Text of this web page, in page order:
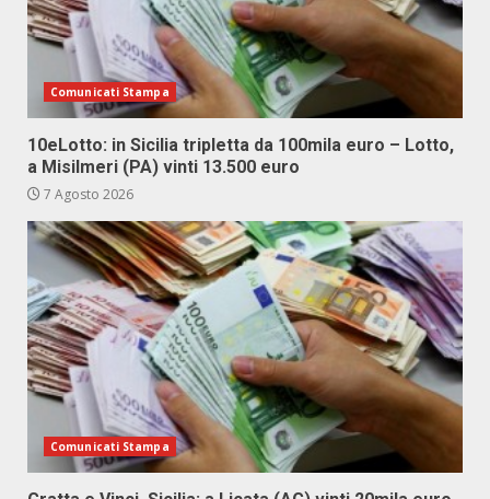
Comunicati Stampa
10eLotto: in Sicilia tripletta da 100mila euro – Lotto,
a Misilmeri (PA) vinti 13.500 euro
7 Agosto 2026
Comunicati Stampa